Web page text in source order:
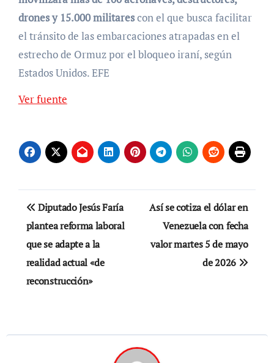
drones y 15.000 militarescon el que busca facilitar
el tránsito de las embarcaciones atrapadas en el
estrecho de Ormuz por el bloqueo iraní, según
Estados Unidos. EFE
Ver fuente
Navegación
de
entradas
Diputado Jesús Faría
plantea reforma laboral
que se adapte a la
realidad actual «de
reconstrucción»
Así se cotiza el dólar en
Venezuela con fecha
valor martes 5 de mayo
de 2026